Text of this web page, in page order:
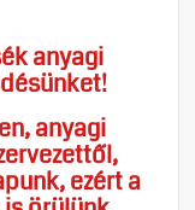
anyagi
anyagi
ezért a